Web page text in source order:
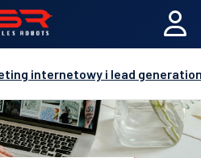
internetowy i lead